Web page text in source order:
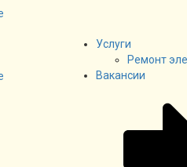
Услуги
Ремонт
Вакансии